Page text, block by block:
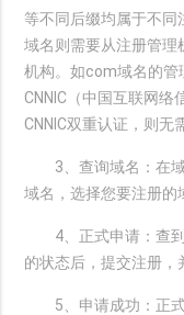
等不同后缀均属于不同
域名则需要从注册管理
机构。如com域名的管
CNNIC（中国互联网络
CNNIC双重认证，则无
3、查询域名：在域
域名，选择您要注册的
4、正式申请：查到
的状态后，提交注册，
5、申请成功：正式